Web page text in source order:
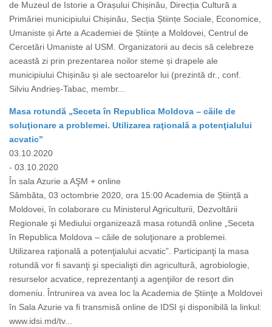
de Muzeul de Istorie a Orașului Chișinău, Direcția Cultură a
Primăriei municipiului Chișinău, Secția Științe Sociale, Economice,
Umaniste și Arte a Academiei de Științe a Moldovei, Centrul de
Cercetări Umaniste al USM. Organizatorii au decis să celebreze
această zi prin prezentarea noilor steme și drapele ale
municipiului Chișinău și ale sectoarelor lui (prezintă dr., conf.
Silviu Andrieș-Tabac, membr...
Masa rotundă „Seceta în Republica Moldova – căile de
soluţionare a problemei. Utilizarea raţională a potenţialului
acvatic”
03.10.2020
- 03.10.2020
În sala Azurie a AŞM + online
Sâmbăta, 03 octombrie 2020, ora 15:00 Academia de Știință a
Moldovei, în colaborare cu Ministerul Agriculturii, Dezvoltării
Regionale şi Mediului organizează masa rotundă online „Seceta
în Republica Moldova – căile de soluţionare a problemei.
Utilizarea raţională a potenţialului acvatic”. Participanţi la masa
rotundă vor fi savanţi şi specialişti din agricultură, agrobiologie,
resurselor acvatice, reprezentanţi a agenţiilor de resort din
domeniu. Întrunirea va avea loc la Academia de Știinţe a Moldovei
în Sala Azurie va fi transmisă online de IDSI şi disponibilă la linkul:
www.idsi.md/tv...